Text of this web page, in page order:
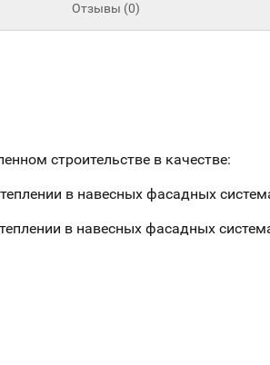
Отзывы (0)
строительстве в качестве:
в навесных фасадных
в навесных фасадных